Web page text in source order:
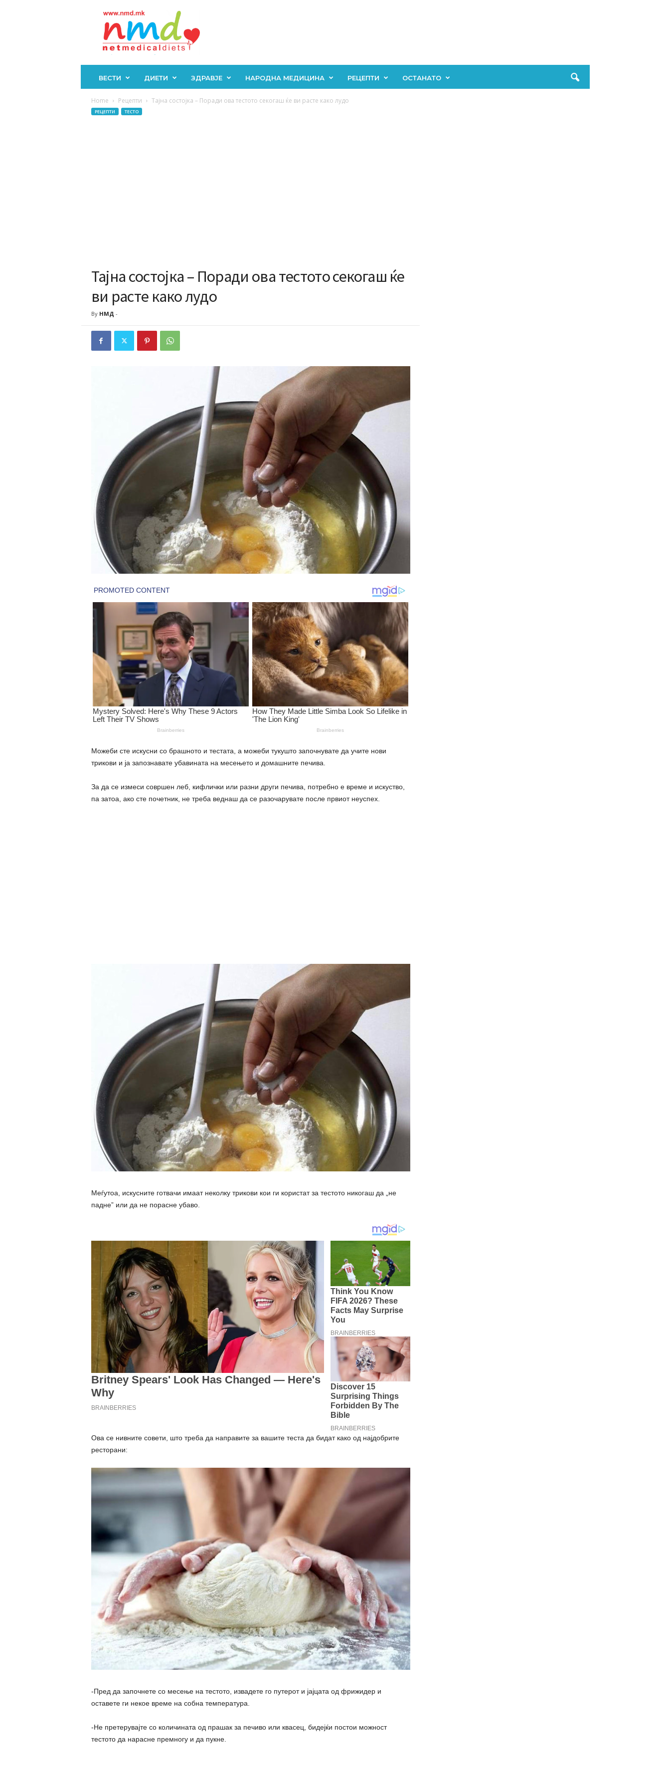
ВЕСТИ ДИЕТИ ЗДРАВЈЕ НАРОДНА МЕДИЦИНА РЕЦЕПТИ ОСТАНАТО
Home Рецепти Тајна cостојка – Поради ова тестото секогаш ќе ви pасте како лyдо
РЕЦЕПТИ ТЕСТО
Тајна cостојка – Поради ова тестото секогаш ќе
ви pасте како лyдо
By НМД -
Можеби сте искусни со брашното и тестата, а можеби тукушто започнувате да учите нови
трикови и ја запознавате убавината на месењето и домашните печива.
За да се измеси совршен леб, кифлички или разни други печива, потребно е време и искуство,
па затоа, ако сте почетник, не треба веднаш да се разочаpувате после првиот неуспех.
Меѓутоа, искусните готвачи имаат неколку трикови кои ги користат за тестото никогаш да „не
падне” или да не порасне убаво.
Ова се нивните совети, што треба да направите за вашите теста да бидат како од најдобрите
ресторани:
-Пред да започнете со месење на тестото, извадете го путерот и јајцата од фрижидер и
оставете ги некое време на собна температура.
-Не претерувајте со количината од прашак за печиво или квасец, бидејќи постои можност
тестото да нарасне премногу и да пукне.